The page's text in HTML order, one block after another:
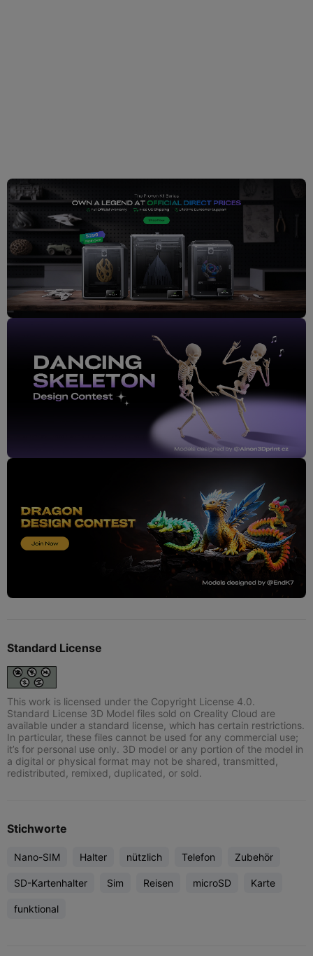
Standard License
This work is licensed under the Copyright License 4.0.
Standard License 3D Model files sold on Creality Cloud are
available under a standard license, which has certain restrictions.
In particular, these files cannot be used for any commercial use;
it’s for personal use only. 3D model or any portion of the model in
a digital or physical format may not be shared, transmitted,
redistributed, remixed, duplicated, or sold.
Stichworte
Nano-SIM Halter nützlich Telefon Zubehör
SD-Kartenhalter Sim Reisen microSD Karte
funktional